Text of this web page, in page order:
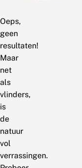
Oeps,
geen
resultaten!
Maar
net
als
vlinders,
is
de
natuur
vol
verrassingen.